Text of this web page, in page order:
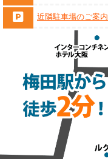
近隣駐車場のご案内